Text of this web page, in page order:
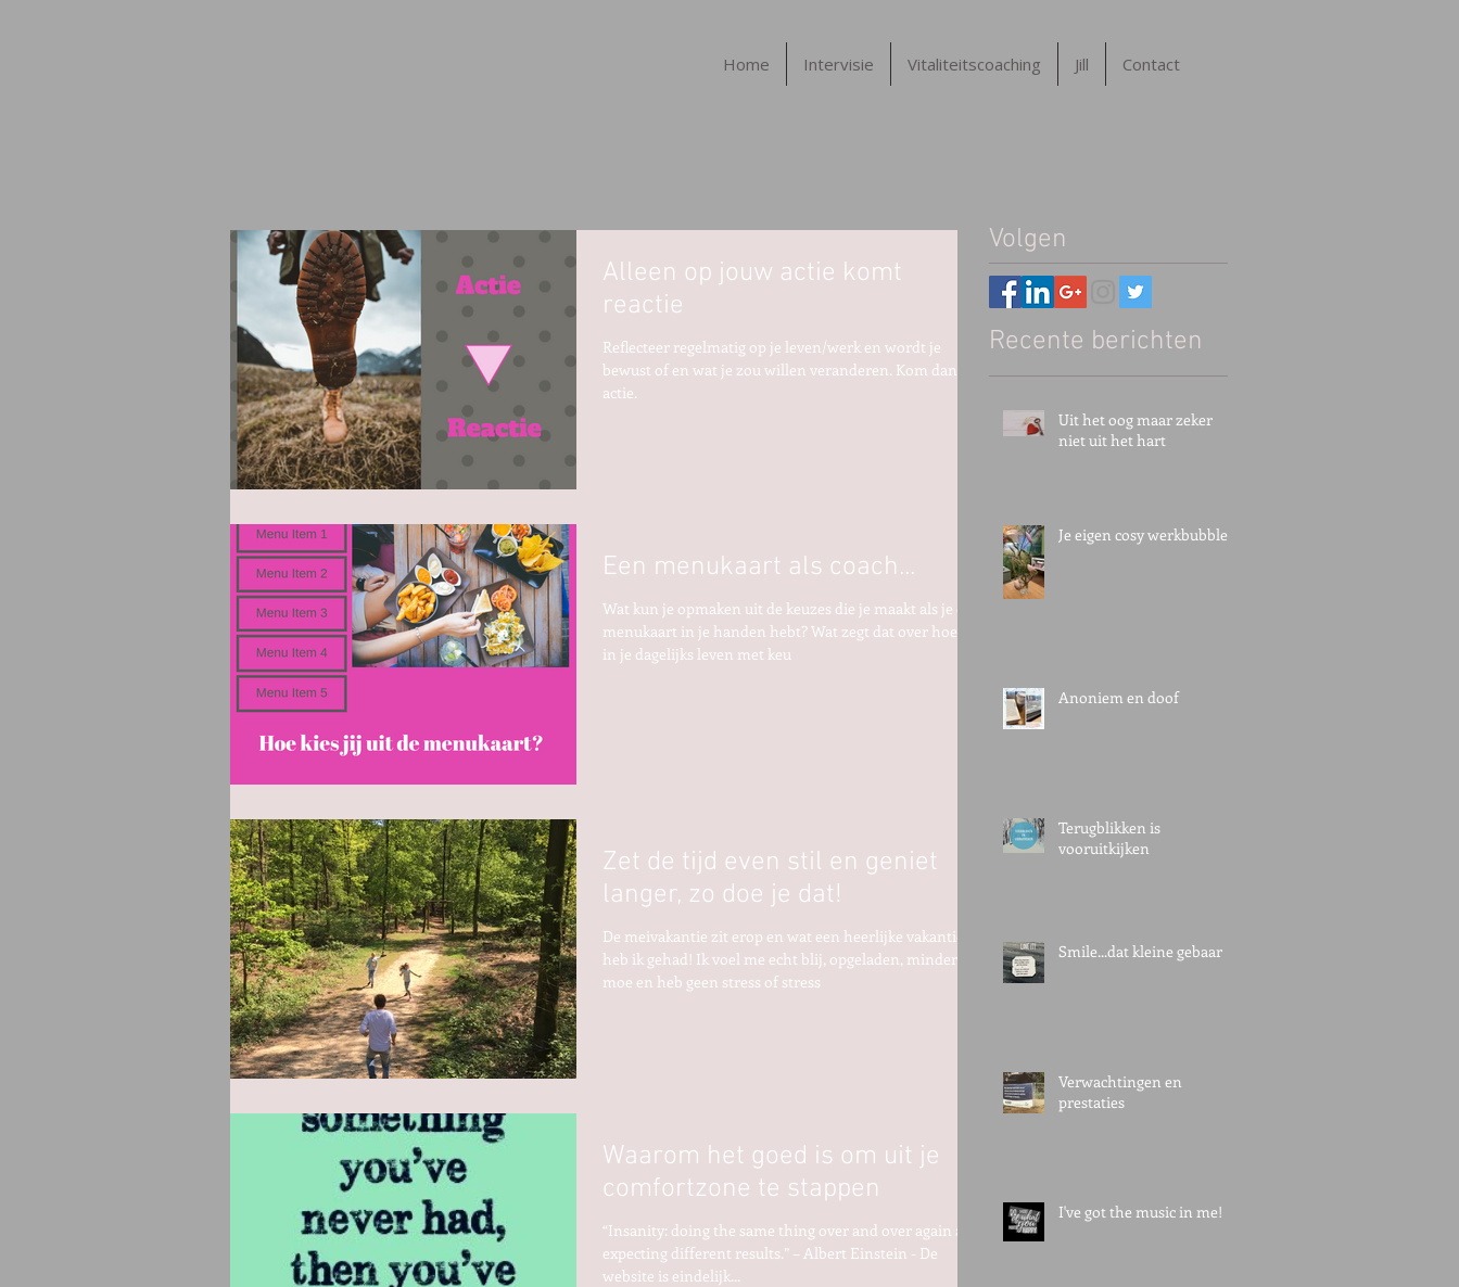
Home Intervisie Vitaliteitscoaching Jill Contact
Alleen op jouw actie komt
reactie
Reflecteer regelmatig op je leven/werk en wordt je
bewust of en wat je zou willen veranderen. Kom dan in
actie.
Een menukaart als coach...
Wat kun je opmaken uit de keuzes die je maakt als je een
menukaart in je handen hebt? Wat zegt dat over hoe je
in je dagelijks leven met keu
Zet de tijd even stil en geniet
langer, zo doe je dat!
De meivakantie zit erop en wat een heerlijke vakantie
heb ik gehad! Ik voel me echt blij, opgeladen, minder
moe en heb geen stress of stress
Waarom het goed is om uit je
comfortzone te stappen
“Insanity: doing the same thing over and over again and
expecting different results.” – Albert Einstein - De
website is eindelijk...
Volgen
Recente berichten
Uit het oog maar zeker
niet uit het hart
Je eigen cosy werkbubble
Anoniem en doof
Terugblikken is
vooruitkijken
Smile...dat kleine gebaar
Verwachtingen en
prestaties
I've got the music in me!